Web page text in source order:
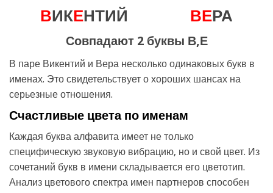
ВИКЕНТИЙ ВЕРА
Совпадают 2 буквы В,Е
В паре Викентий и Вера несколько одинаковых букв в
именах. Это свидетельствует о хороших шансах на
серьезные отношения.
Счастливые цвета по именам
Каждая буква алфавита имеет не только
специфическую звуковую вибрацию, но и свой цвет. Из
сочетаний букв в имени складывается его цветотип.
Анализ цветового спектра имен партнеров способен